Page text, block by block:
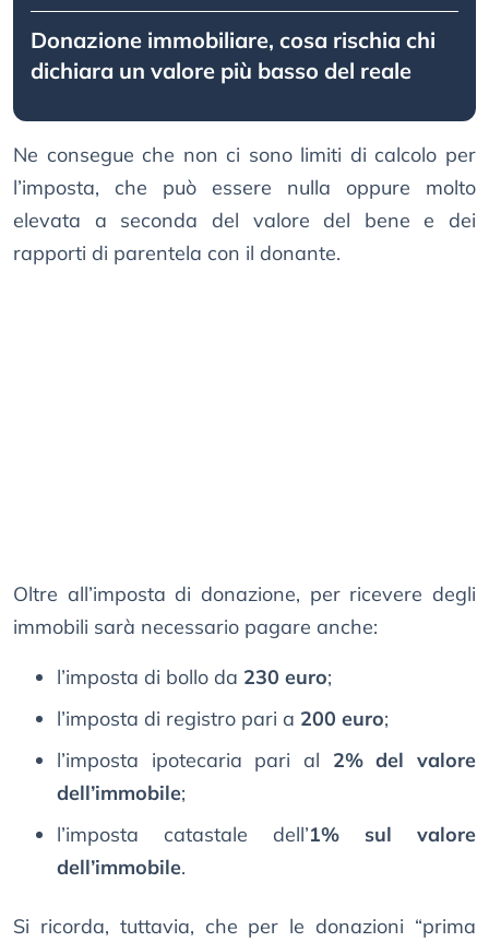
Donazione immobiliare, cosa rischia chi
dichiara un valore più basso del reale
Ne consegue che non ci sono limiti di calcolo per
l’imposta, che può essere nulla oppure molto
elevata a seconda del valore del bene e dei
rapporti di parentela con il donante.
Oltre all’imposta di donazione, per ricevere degli
immobili sarà necessario pagare anche:
l’imposta di bollo da 230 euro;
l’imposta di registro pari a 200 euro;
l’imposta ipotecaria pari al 2% del valore
dell’immobile;
l’imposta catastale dell’1% sul valore
dell’immobile.
Si ricorda, tuttavia, che per le donazioni “prima